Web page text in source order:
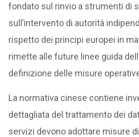
fondato sul rinvio a strumenti di
sull’intervento di autorità
rispetto dei principi europei in
rimette alle future linee guida
definizione delle misure
La normativa cinese contiene
dettagliata del trattamento dei
servizi devono adottare misure